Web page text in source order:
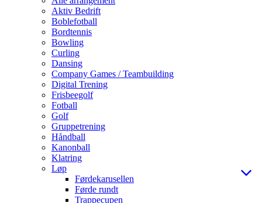
Aktiv Bedrift
Boblefotball
Bordtennis
Bowling
Curling
Dansing
Company Games / Teambuilding
Digital Trening
Frisbeegolf
Fotball
Golf
Gruppetrening
Håndball
Kanonball
Klatring
Løp
Førdekarusellen
Førde rundt
Trappecupen